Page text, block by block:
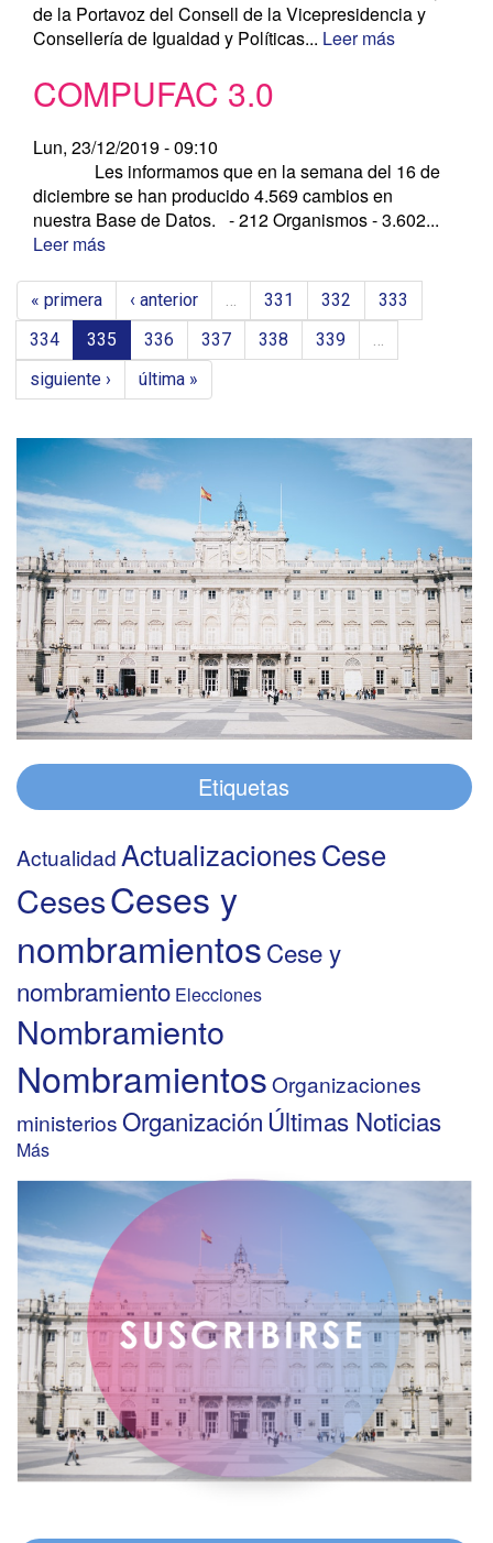
de la Portavoz del Consell de la Vicepresidencia y
Consellería de Igualdad y Políticas... Leer más
COMPUFAC 3.0
Lun, 23/12/2019 - 09:10
Les informamos que en la semana del 16 de
diciembre se han producido 4.569 cambios en
nuestra Base de Datos. - 212 Organismos - 3.602...
Leer más
« primera ‹ anterior … 331 332
333
334
335 336 337 338 339
…
siguiente ›
última »
Etiquetas
Actualidad ActualizacionesCese
CesesCeses y
nombramientosCese y
nombramiento Elecciones
Nombramiento
NombramientosOrganizaciones
ministeriosOrganizaciónÚltimas Noticias
Más